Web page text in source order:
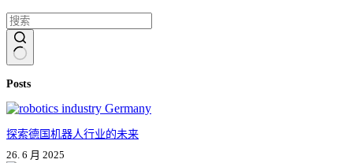
果
Posts
探索德国机器人行业的未来
26. 6 月 2025